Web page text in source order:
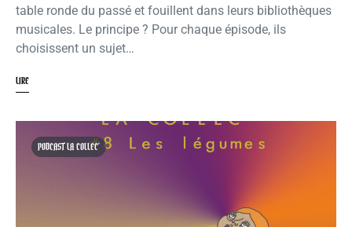
table ronde du passé et fouillent dans leurs bibliothèques
musicales. Le principe ? Pour chaque épisode, ils
choisissent un sujet…
LIRE
PODCAST LA COLLEC'